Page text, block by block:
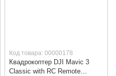
Код товара: 00000178
Квадрокоптер DJI Mavic 3
Classic with RC Remote